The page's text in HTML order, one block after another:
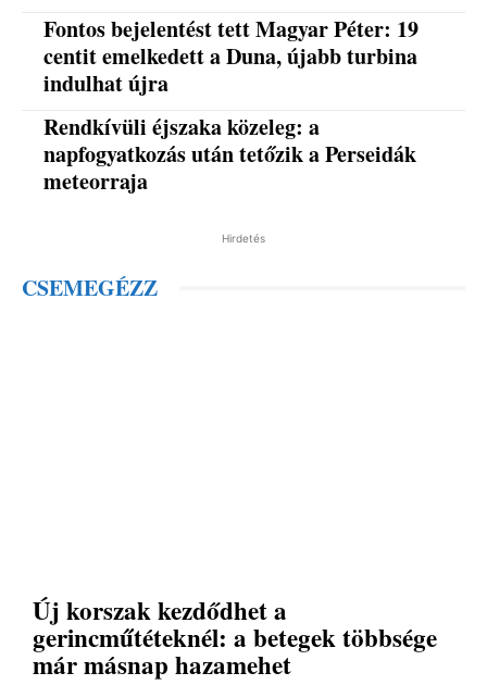
Fontos bejelentést tett Magyar Péter: 19
centit emelkedett a Duna, újabb turbina
indulhat újra
Rendkívüli éjszaka közeleg: a
napfogyatkozás után tetőzik a Perseidák
meteorraja
Hirdetés
CSEMEGÉZZ
Új korszak kezdődhet a
gerincműtéteknél: a betegek többsége
már másnap hazamehet